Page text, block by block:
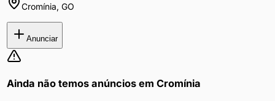
Cromínia, GO
Anunciar
Ainda não temos anúncios em Cromínia